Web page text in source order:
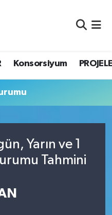
Konsorsiyum
Yarın ve 1
Tahmini
ve Fikstür